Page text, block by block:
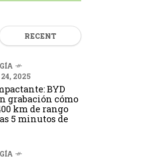
RECENT
2025
BYD
grabación cómo
km de rango
5 minutos de